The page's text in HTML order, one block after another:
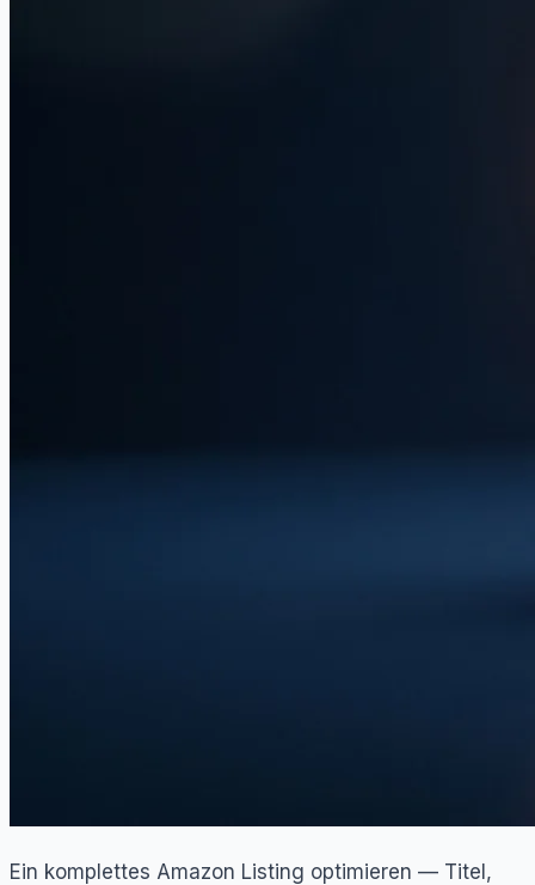
Ein komplettes Amazon Listing optimieren — Titel,